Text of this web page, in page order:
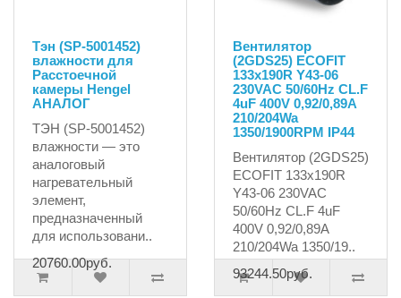
Тэн (SP-5001452)
влажности для
Расстоечной
камеры Hengel
АНАЛОГ
ТЭН (SP-5001452)
влажности — это
аналоговый
нагревательный
элемент,
предназначенный
для использовани..
20760.00руб.
Вeнтилятор
(2GDS25) ECOFIT
133x190R Y43-06
230VAC 50/60Нz CL.F
4uF 400V 0,92/0,89А
210/204Wa
1350/1900RPM IP44
Вeнтилятор (2GDS25)
ECOFIT 133x190R
Y43-06 230VAC
50/60Нz CL.F 4uF
400V 0,92/0,89А
210/204Wa 1350/19..
93244.50руб.